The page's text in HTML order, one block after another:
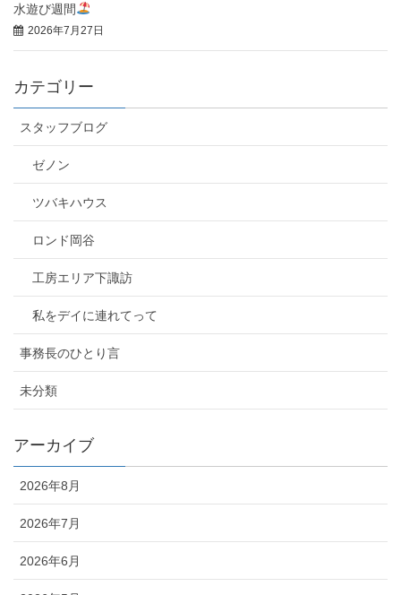
水遊び週間
2026年7月27日
カテゴリー
スタッフブログ
ゼノン
ツバキハウス
ロンド岡谷
工房エリア下諏訪
私をデイに連れてって
事務長のひとり言
未分類
アーカイブ
2026年8月
2026年7月
2026年6月